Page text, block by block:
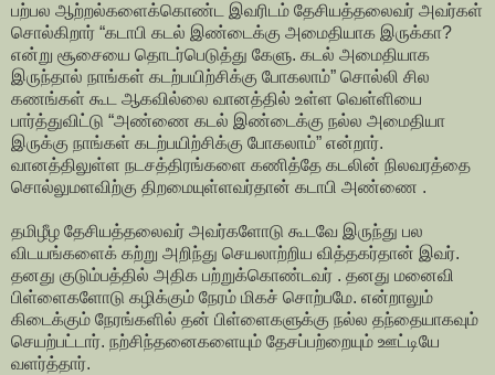
பற்பல ஆற்றல்களைக்கொண்ட இவரிடம் தேசியத்தலைவர் அவர்கள்
சொல்கிறார் “கடாபி கடல் இண்டைக்கு அமைதியாக இருக்கா?
என்று சூசையை தொடர்பெடுத்து கேளு. கடல் அமைதியாக
இருந்தால் நாங்கள் கடற்பயிற்சிக்கு போகலாம்” சொல்லி சில
கணங்கள் கூட ஆகவில்லை வானத்தில் உள்ள வெள்ளியை
பார்த்துவிட்டு “அண்ணை கடல் இண்டைக்கு நல்ல அமைதியா
இருக்கு நாங்கள் கடற்பயிற்சிக்கு போகலாம்” என்றார்.
வானத்திலுள்ள நடசத்திரங்களை கணித்தே கடலின் நிலவரத்தை
சொல்லுமளவிற்கு திறமையுள்ளவர்தான் கடாபி அண்ணை .
தமிழீழ தேசியத்தலைவர் அவர்களோடு கூடவே இருந்து பல
விடயங்களைக் கற்று அறிந்து செயலாற்றிய வித்தகர்தான் இவர்.
தனது குடும்பத்தில் அதிக பற்றுக்கொண்டவர் . தனது மனைவி
பிள்ளைகளோடு கழிக்கும் நேரம் மிகச் சொற்பமே. என்றாலும்
கிடைக்கும் நேரங்களில் தன் பிள்ளைகளுக்கு நல்ல தந்தையாகவும்
செயற்பட்டார். நற்சிந்தனைகளையும் தேசப்பற்றையும் ஊட்டியே
வளர்த்தார்.